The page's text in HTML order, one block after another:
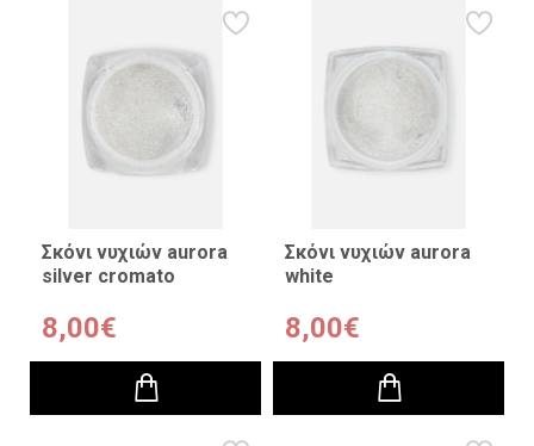
Σκόνι νυχιών aurora
silver cromato
8,00€
Σκόνι νυχιών aurora
white
8,00€